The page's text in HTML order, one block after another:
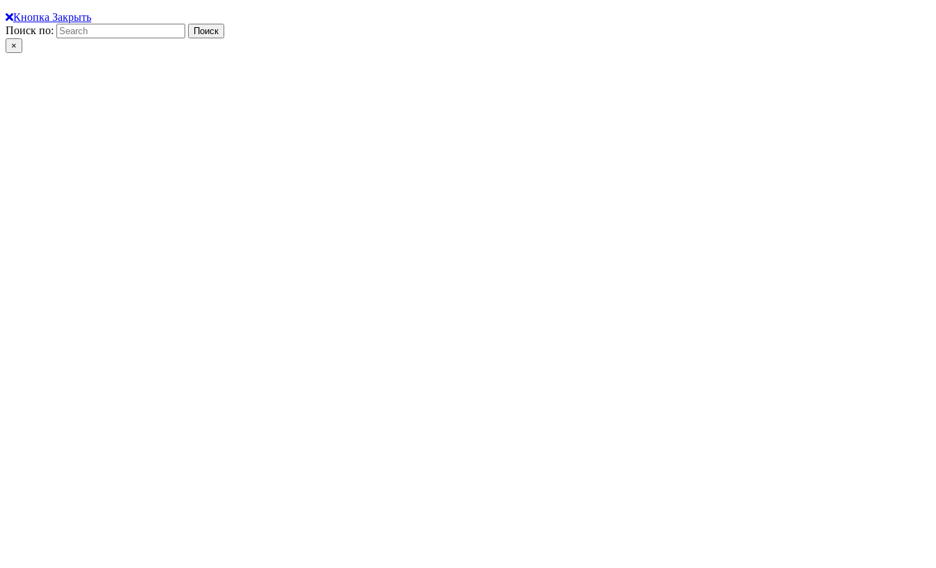
Кнопка Закрыть
Поиск по:
×